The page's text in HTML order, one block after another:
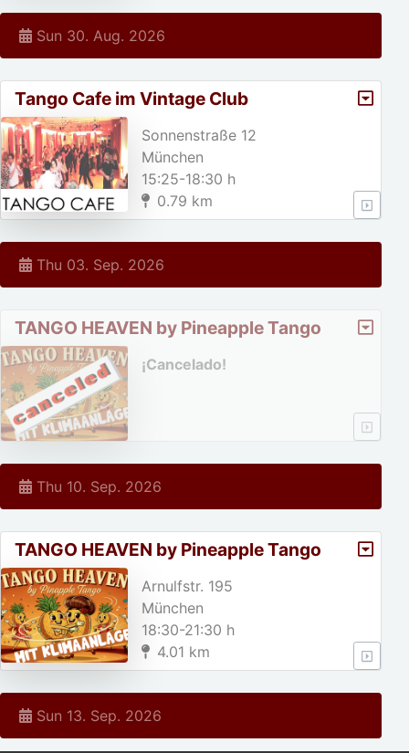
Sun 30. Aug. 2026
Tango Cafe im Vintage Club
Sonnenstraße 12
München
15:25-18:30 h
0.79 km
Thu 03. Sep. 2026
TANGO HEAVEN by Pineapple Tango
¡Cancelado!
Thu 10. Sep. 2026
TANGO HEAVEN by Pineapple Tango
Arnulfstr. 195
München
18:30-21:30 h
4.01 km
Sun 13. Sep. 2026